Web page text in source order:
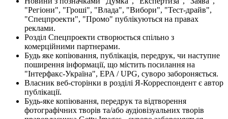
"Регіони", "Гроші", "Влада", "Вибори", "Тест-драйв",
"Спецпроекти", "Промо" публікуються на правах
реклами.
Розділ Спецпроекти створюється спільно з
комерційними партнерами.
Будь яке копіювання, публікація, передрук, чи наступне
поширення інформації, що містить посилання на
"Інтерфакс-Україна", EPA / UPG, суворо забороняється.
Власник веб-сторінки в розділі Я-Корреспондент є автор
публікації.
Будь-яке копіювання, передрук та відтворення
фотографічних творів та/або аудіовізуальних творів